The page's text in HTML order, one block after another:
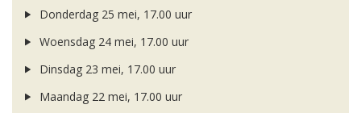
Donderdag 25 mei, 17.00 uur
Woensdag 24 mei, 17.00 uur
Dinsdag 23 mei, 17.00 uur
Maandag 22 mei, 17.00 uur